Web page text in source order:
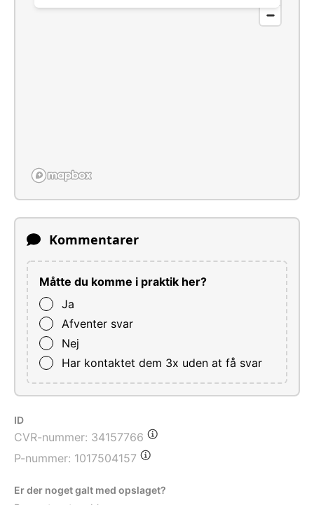
Kommentarer
Måtte du komme i praktik her?
Ja
Afventer svar
Nej
Har kontaktet dem 3x uden at få svar
ID
CVR-nummer: 34157766
P-nummer: 1017504157
Er der noget galt med opslaget?